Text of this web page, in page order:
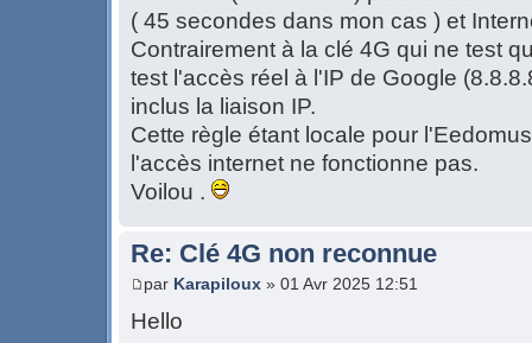
( 45 secondes dans mon cas ) et
Contrairement à la clé 4G qui ne test
test l'accès réel à l'IP de Google
inclus la liaison IP.
Cette règle étant locale pour
l'accès internet ne fonctionne pas.
Voilou .
Re: Clé 4G non reconnue
par Karapiloux » 01 Avr 2025 12:51
Hello